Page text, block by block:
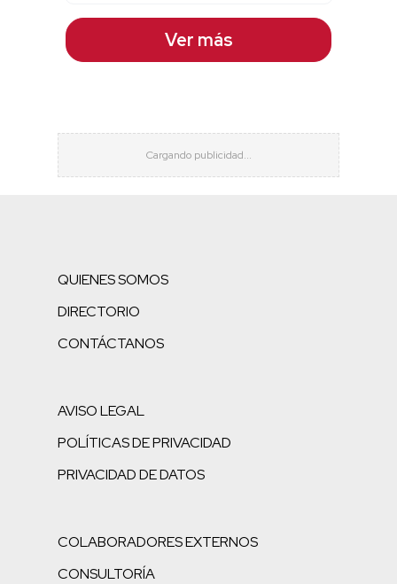
Ver más
QUIENES SOMOS
DIRECTORIO
CONTÁCTANOS
AVISO LEGAL
POLÍTICAS DE PRIVACIDAD
PRIVACIDAD DE DATOS
COLABORADORES EXTERNOS
CONSULTORÍA